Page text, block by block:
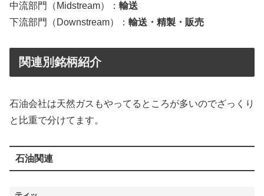
中流部門（Midstream）： 輸送
下流部門（Downstream）： 輸送・ 精製・販売
関連別銘柄紹介
石油会社は天然ガスもやってるところが多いのでざっくり
と比重で分けてます。
石油関連